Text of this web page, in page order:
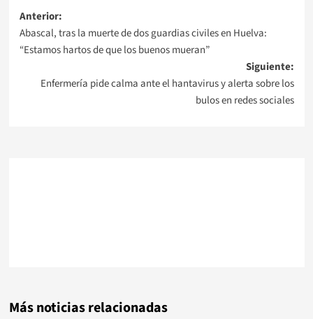
Navegación
de
entradas
Anterior:
Abascal, tras la muerte de dos guardias civiles en Huelva:
“Estamos hartos de que los buenos mueran”
Siguiente:
Enfermería pide calma ante el hantavirus y alerta sobre los
bulos en redes sociales
Más noticias relacionadas